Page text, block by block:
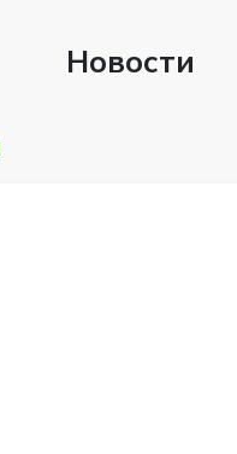
Новости